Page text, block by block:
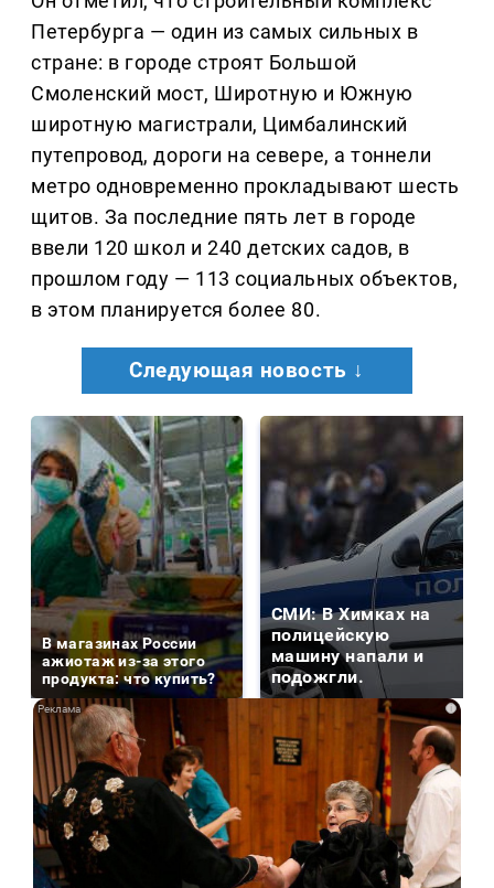
Петербурга — один из самых сильных в
стране: в городе строят Большой
Смоленский мост, Широтную и Южную
широтную магистрали, Цимбалинский
путепровод, дороги на севере, а тоннели
метро одновременно прокладывают шесть
щитов. За последние пять лет в городе
ввели 120 школ и 240 детских садов, в
прошлом году — 113 социальных объектов,
в этом планируется более 80.
Следующая новость ↓
В магазинах России
ажиотаж из-за этого
продукта: что купить?
СМИ: В Химках на
полицейскую
машину напали и
подожгли.
i